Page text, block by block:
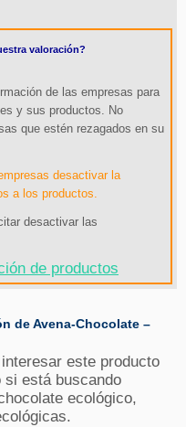
valoración?
de las empresas para
y sus productos. No
que estén rezagados en su
desactivar la
a los productos.
desactivar las
de productos
de Avena-Chocolate –
interesar este producto
si está buscando
ecológico,